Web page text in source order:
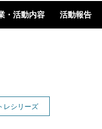
・活動内容 活動報告
レシリーズ